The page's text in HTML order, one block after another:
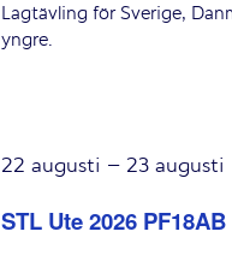
Lagtävling för Sverige,
yngre.
STL Ute 2026 PF18AB
22 augusti – 23 augusti